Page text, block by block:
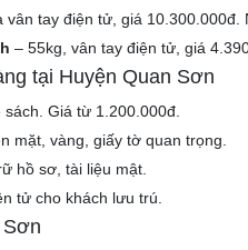
tay điện tử, giá 10.300.000đ.
– 55kg, vân tay điện tử, giá
tại Huyện Quan Sơn
Giá từ 1.200.000đ.
mặt, vàng, giấy tờ quan trọng.
hồ sơ, tài liệu mật.
tử cho khách lưu trú.
Sơn